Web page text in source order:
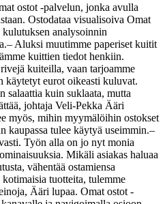
ostot -palvelun, jonka avulla
Ostodataa visualisoiva Omat
analysoinnin
– Aluksi muutimme paperiset kuitit
kuittien tiedot henkiin.
kuiteilla, vaan tarjoamme
käytetyt eurot oikeasti kuluvat.
salaattia kuin suklaata, mutta
johtaja Veli-Pekka Ääri
myös, mihin myymälöihin ostokset
kaupassa tulee käytyä useimmin.–
Työn alla on jo nyt monia
Mikäli asiakas haluaa
vähentää ostamiensa
tuotteita, tulemme
Ääri lupaa. Omat ostot -